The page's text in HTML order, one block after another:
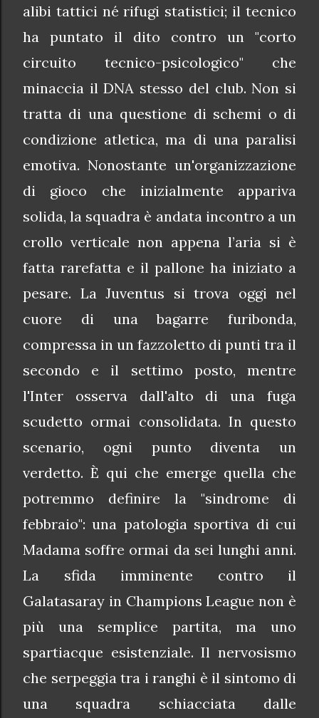
alibi tattici né rifugi statistici; il tecnico
ha puntato il dito contro un "corto
circuito tecnico-psicologico" che
minaccia il DNA stesso del club. Non si
tratta di una questione di schemi o di
condizione atletica, ma di una paralisi
emotiva. Nonostante un'organizzazione
di gioco che inizialmente appariva
solida, la squadra è andata incontro a un
crollo verticale non appena l’aria si è
fatta rarefatta e il pallone ha iniziato a
pesare. La Juventus si trova oggi nel
cuore di una bagarre furibonda,
compressa in un fazzoletto di punti tra il
secondo e il settimo posto, mentre
l'Inter osserva dall'alto di una fuga
scudetto ormai consolidata. In questo
scenario, ogni punto diventa un
verdetto. È qui che emerge quella che
potremmo definire la "sindrome di
febbraio": una patologia sportiva di cui
Madama soffre ormai da sei lunghi anni.
La sfida imminente contro il
Galatasaray in Champions League non è
più una semplice partita, ma uno
spartiacque esistenziale. Il nervosismo
che serpeggia tra i ranghi è il sintomo di
una squadra schiacciata dalle